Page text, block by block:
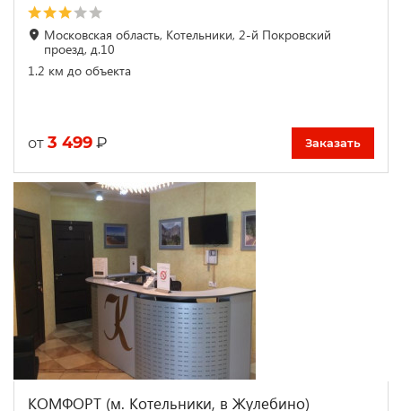
Московская область, Котельники, 2-й Покровский
проезд, д.10
1.2 км до объекта
от 3 499 ₽ Заказать
КОМФОРТ (м. Котельники, в Жулебино)